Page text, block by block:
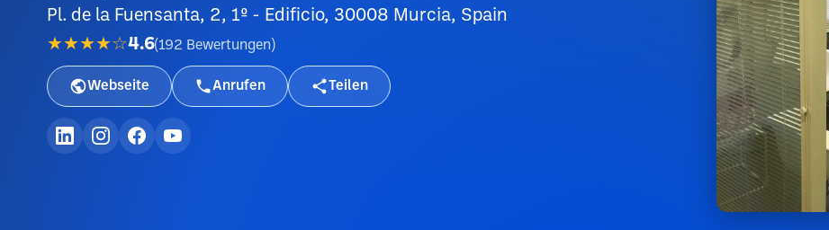
Pl. de la Fuensanta, 2, 1º - Edificio, 30008 Murcia, Spain
★★★★☆4.6(192 Bewertungen )
Webseite Anrufen Teilen